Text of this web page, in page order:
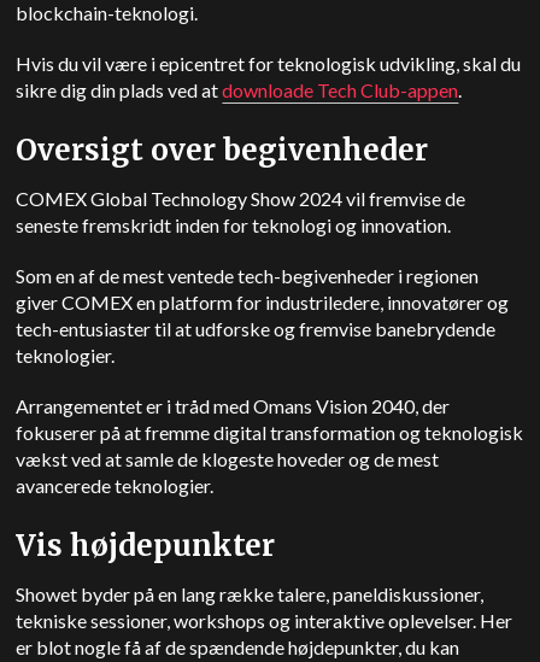
blockchain-teknologi.
Hvis du vil være i epicentret for teknologisk udvikling, skal du
sikre dig din plads ved atdownloade Tech Club-appen.
Oversigt over begivenheder
COMEX Global Technology Show 2024 vil fremvise de
seneste fremskridt inden for teknologi og innovation.
Som en af de mest ventede tech-begivenheder i regionen
giver COMEX en platform for industriledere, innovatører og
tech-entusiaster til at udforske og fremvise banebrydende
teknologier.
Arrangementet er i tråd med Omans Vision 2040, der
fokuserer på at fremme digital transformation og teknologisk
vækst ved at samle de klogeste hoveder og de mest
avancerede teknologier.
Vis højdepunkter
Showet byder på en lang række talere, paneldiskussioner,
tekniske sessioner, workshops og interaktive oplevelser. Her
er blot nogle få af de spændende højdepunkter, du kan